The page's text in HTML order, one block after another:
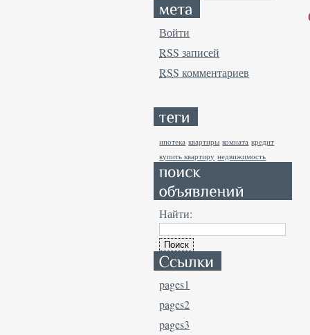
Войти
RSS записей
RSS комментариев
ипотека квартиры комната кредит
купить квартиру недвижимость
Найти:
pages1
pages2
pages3